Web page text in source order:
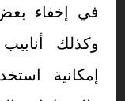
في إخفاء بعض
وكذلك
إمكانية